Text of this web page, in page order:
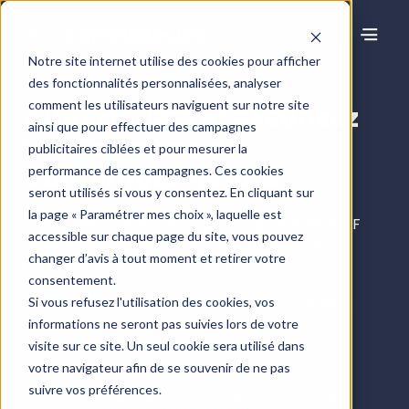
Notre site internet utilise des cookies pour afficher
des fonctionnalités personnalisées, analyser
comment les utilisateurs naviguent sur notre site
ainsi que pour effectuer des campagnes
publicitaires ciblées et pour mesurer la
performance de ces campagnes. Ces cookies
seront utilisés si vous y consentez. En cliquant sur
la page « Paramétrer mes choix », laquelle est
accessible sur chaque page du site, vous pouvez
changer d’avis à tout moment et retirer votre
consentement.
Si vous refusez l'utilisation des cookies, vos
informations ne seront pas suivies lors de votre
visite sur ce site. Un seul cookie sera utilisé dans
votre navigateur afin de se souvenir de ne pas
suivre vos préférences.
Automatisez et sécurisez
vos Examens de
Conformité Fiscale
ComptaSecure est la solution logicielle de l’ECF
pensée pour les experts-comptables, CAC et
spécialistes de la conformité fiscale.
Fiabilisez vos ECF grâce au rapprochement
liasse fiscale / FEC.
Prenez de l’avance avec des ECF blancs
réalisés dès le FEC provisoire.
Livrez un rapport ECF clair et un dossier de